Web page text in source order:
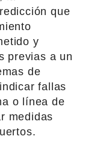
que
y
previas a un
de
fallas
o línea de
medidas